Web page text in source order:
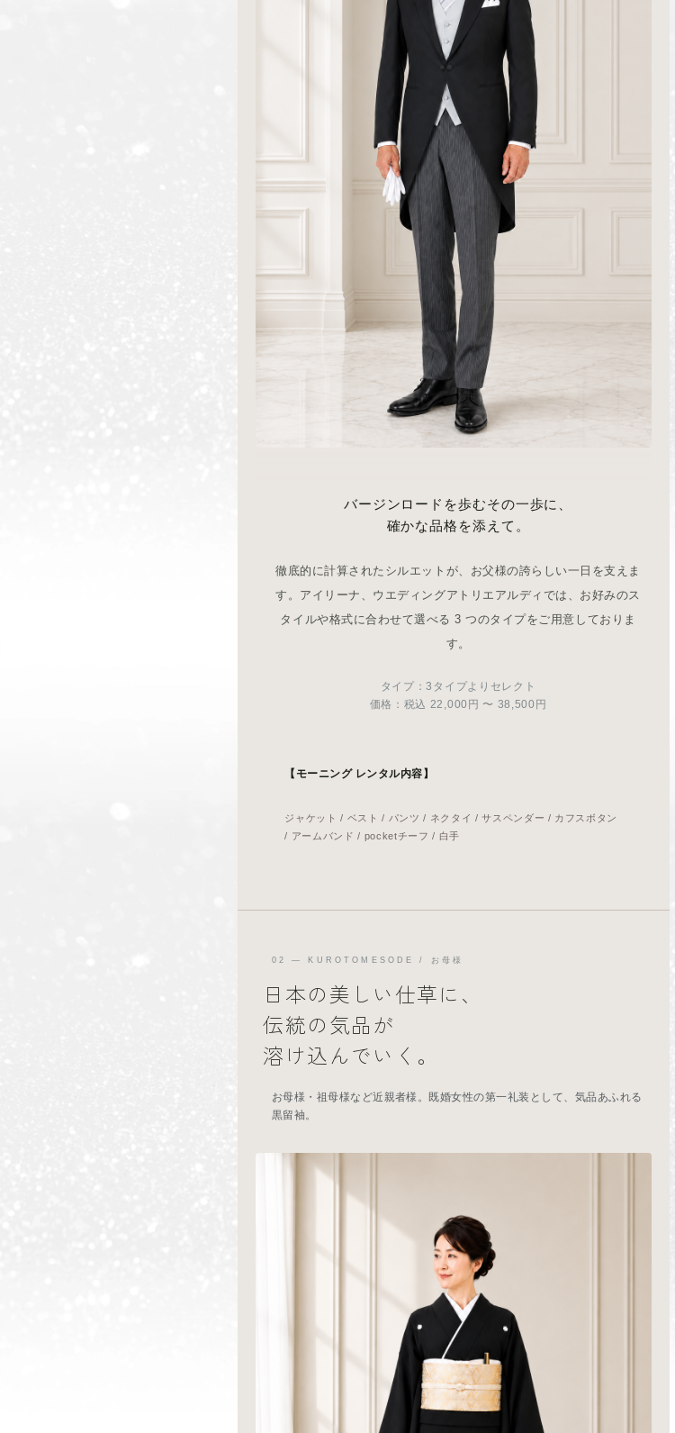
バージンロードを歩むその一歩に、
確かな品格を添えて。
徹底的に計算されたシルエットが、お父様の誇らしい一日を支えま
す。アイリーナ、ウエディングアトリエアルディでは、お好みのス
タイルや格式に合わせて選べる 3 つのタイプをご用意しておりま
す。
タイプ：3タイプよりセレクト
価格：税込 22,000円 〜 38,500円
【モーニング レンタル内容】
ジャケット / ベスト / パンツ / ネクタイ / サスペンダー / カフスボタン
/ アームバンド / pocketチーフ / 白手
02 — KUROTOMESODE / お母様
日本の美しい仕草に、
伝統の気品が
溶け込んでいく。
お母様・祖母様など近親者様。既婚女性の第一礼装として、気品あふれる
黒留袖。